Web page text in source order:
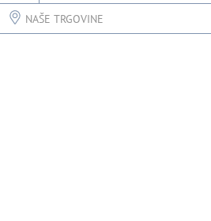
NAŠE TRGOVINE